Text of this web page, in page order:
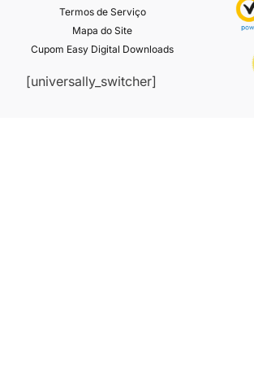
Termos de Serviço
Mapa do Site
Cupom Easy Digital Downloads
[universally_switcher]